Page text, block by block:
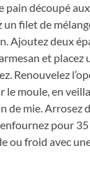
pain découpé
un filet de
Ajoutez deux
et placez
Renouvelez
le moule, en
de mie. Arrosez
pour
ou froid avec